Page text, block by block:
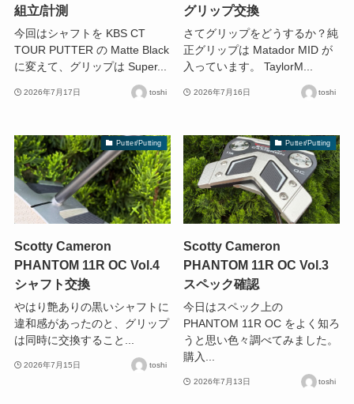
組立/計測
今回はシャフトを KBS CT
TOUR PUTTER の Matte Black
に変えて、グリップは Super...
2026年7月17日 toshi
グリップ交換
さてグリップをどうするか？純
正グリップは Matador MID が
入っています。 TaylorM...
2026年7月16日 toshi
Putter/Putting
Scotty Cameron
PHANTOM 11R OC Vol.4
シャフト交換
やはり艶ありの黒いシャフトに
違和感があったのと、グリップ
は同時に交換すること...
2026年7月15日 toshi
Putter/Putting
Scotty Cameron
PHANTOM 11R OC Vol.3
スペック確認
今日はスペック上の
PHANTOM 11R OC をよく知ろ
うと思い色々調べてみました。
購入...
2026年7月13日 toshi